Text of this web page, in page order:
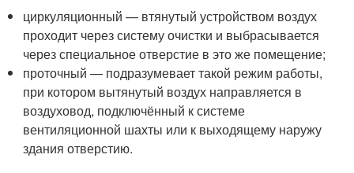
циркуляционный — втянутый устройством воздух
проходит через систему очистки и выбрасывается
через специальное отверстие в это же помещение;
проточный — подразумевает такой режим работы,
при котором вытянутый воздух направляется в
воздуховод, подключённый к системе
вентиляционной шахты или к выходящему наружу
здания отверстию.